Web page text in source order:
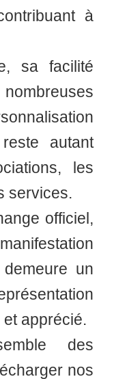
à
sa facilité
autant
les
services.
officiel,
un
apprécié.
des
nos